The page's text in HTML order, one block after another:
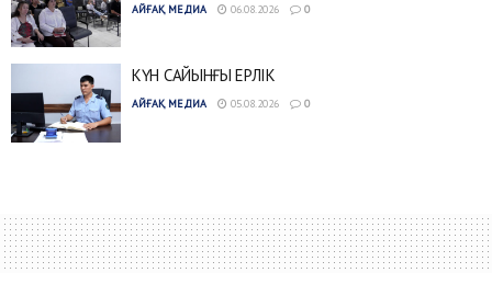
АЙҒАҚ МЕДИА 06.08.2026 0
КҮН САЙЫНҒЫ ЕРЛІК
АЙҒАҚ МЕДИА 05.08.2026 0